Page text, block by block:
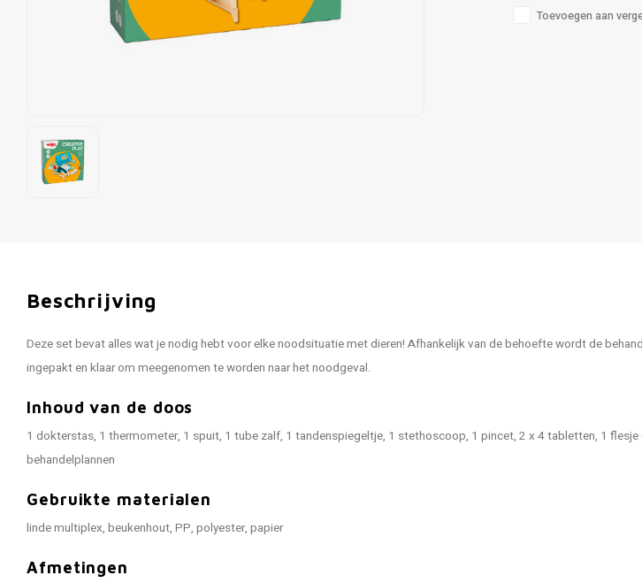
Toevoegen aan
Beschrijving
Deze set bevat alles wat je nodig hebt voor elke noodsituatie met dieren! Afhankelijk van de behoefte wordt de
ingepakt en klaar om meegenomen te worden naar het noodgeval.
Inhoud van de doos
1 dokterstas, 1 thermometer, 1 spuit, 1 tube zalf, 1 tandenspiegeltje, 1 stethoscoop, 1 pincet, 2 x 4 tabletten, 1
behandelplannen
Gebruikte materialen
linde multiplex, beukenhout, PP, polyester, papier
Afmetingen